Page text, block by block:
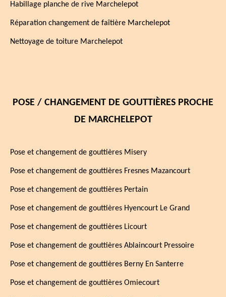
Habillage planche de rive Marchelepot
Réparation changement de faîtière Marchelepot
Nettoyage de toiture Marchelepot
POSE / CHANGEMENT DE GOUTTIÈRES PROCHE
DE MARCHELEPOT
Pose et changement de gouttières Misery
Pose et changement de gouttières Fresnes Mazancourt
Pose et changement de gouttières Pertain
Pose et changement de gouttières Hyencourt Le Grand
Pose et changement de gouttières Licourt
Pose et changement de gouttières Ablaincourt Pressoire
Pose et changement de gouttières Berny En Santerre
Pose et changement de gouttières Omiecourt